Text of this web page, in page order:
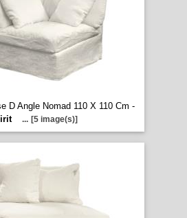
D Angle Nomad 110 X 110 Cm -
... [5 image(s)]